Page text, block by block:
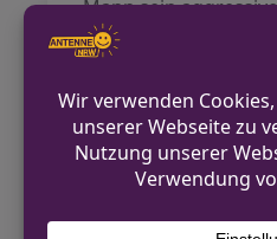
Mann sein
anderen
gegenüber
Straßenverkehrsamt
Fahrtauglichkeit des
überprüfen. Zudem
Strafanzeige wegen